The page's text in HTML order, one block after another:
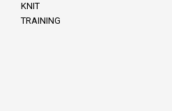
KNIT
TRAINING